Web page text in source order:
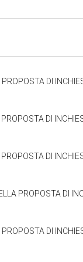
CONCERNENTI LE
LE ABITAZIONI DELLA
LE ABITAZIONI
CONCERNENTI LE
LE ABITAZIONI